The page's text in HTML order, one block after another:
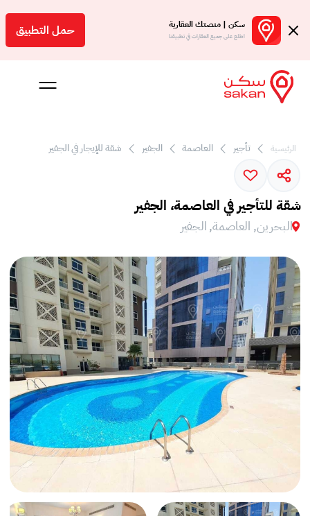
سكن | منصتك العقارية
اطلع على جميع العقارات في تطبيقنا حمل التطبيق
الرئيسية تأجير العاصمة الجفير شقة للإيجار في الجفير
شقة للتأجير في العاصمة، الجفير
البحرين, العاصمة, الجفير